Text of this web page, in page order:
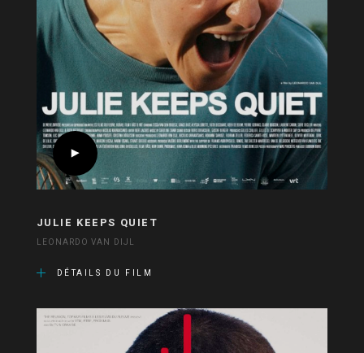
JULIE KEEPS QUIET
LEONARDO VAN DIJL
DÉTAILS DU FILM